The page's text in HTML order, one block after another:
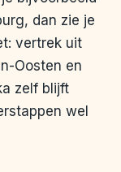
dan zie je
vertrek uit
Oosten en
zelf blijft
wel